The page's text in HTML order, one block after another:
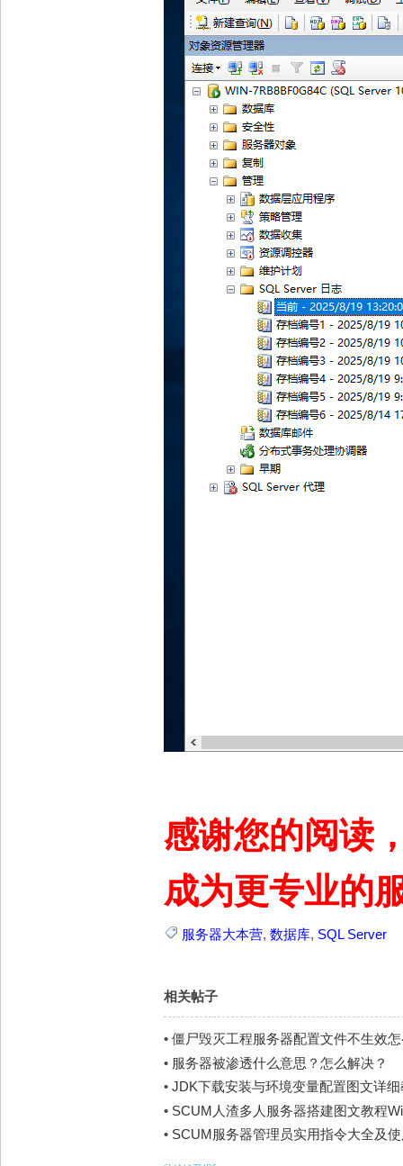
感谢您的阅读
成为更专业的
服务器大本营, 数据库, SQL Server
相关帖子
• 僵尸毁灭工程服务器配置文件不生效
• 服务器被渗透什么意思？怎么解决？
• JDK下载安装与环境变量配置图文详
• SCUM人渣多人服务器搭建图文教程
• SCUM服务器管理员实用指令大全及